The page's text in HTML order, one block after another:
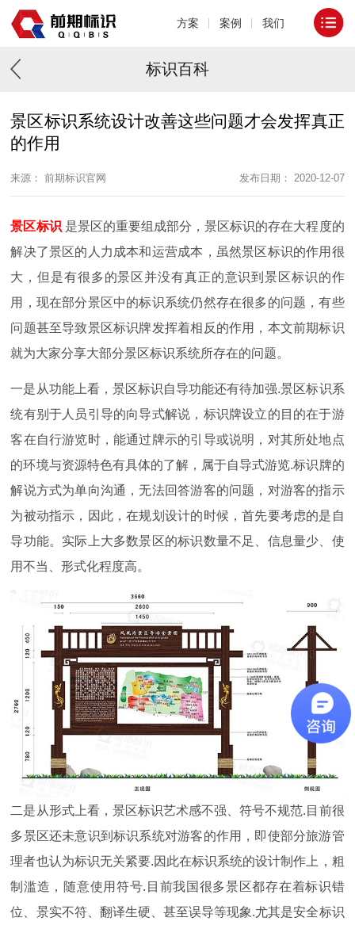
方案 案例 我们
标识百科
景区标识系统设计改善这些问题才会发挥真正
的作用
来源： 前期标识官网 发布日期： 2020-12-07
景区标识 是景区的重要组成部分，景区标识的存在大程度的
解决了景区的人力成本和运营成本，虽然景区标识的作用很
大，但是有很多的景区并没有真正的意识到景区标识的作
用，现在部分景区中的标识系统仍然存在很多的问题，有些
问题甚至导致景区标识牌发挥着相反的作用，本文前期标识
就为大家分享大部分景区标识系统所存在的问题。
一是从功能上看，景区标识自导功能还有待加强.景区标识系
统有别于人员引导的向导式解说，标识牌设立的目的在于游
客在自行游览时，能通过牌示的引导或说明，对其所处地点
的环境与资源特色有具体的了解，属于自导式游览.标识牌的
解说方式为单向沟通，无法回答游客的问题，对游客的指示
为被动指示，因此，在规划设计的时候，首先要考虑的是自
导功能。实际上大多数景区的标识数量不足、信息量少、使
用不当、形式化程度高。
二是从形式上看，景区标识艺术感不强、符号不规范.目前很
多景区还未意识到标识系统对游客的作用，即使部分旅游管
理者也认为标识无关紧要.因此在标识系统的设计制作上，粗
制滥造，随意使用符号.目前我国很多景区都存在着标识错
位、景实不符、翻译生硬、甚至误导等现象.尤其是安全标识